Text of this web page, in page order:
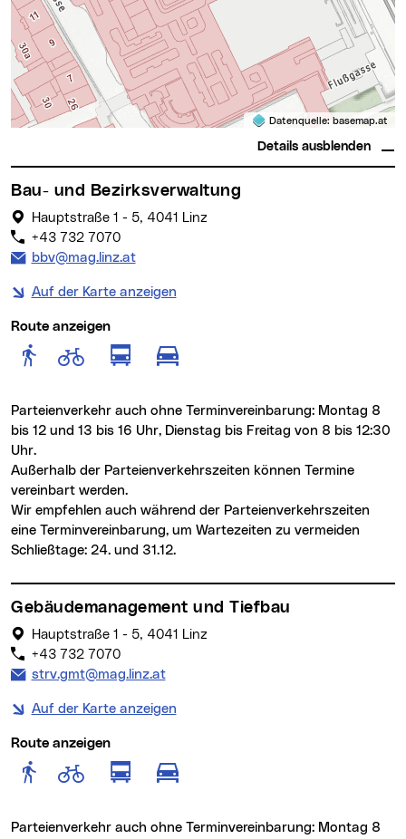
Datenquelle: basemap.at
Details ausblenden
Bau- und Bezirksverwaltung
Hauptstraße 1 - 5, 4041 Linz
+43 732 7070
E-Mail Adresse:
bbv@mag.linz.at
Auf der Karte anzeigen
Route anzeigen
Route anzeigen für Fußgänger
Route anzeigen für
Route anzeigen für
Route anzeigen für
Parteienverkehr auch ohne Terminvereinbarung: Montag 8
bis 12 und 13 bis 16 Uhr, Dienstag bis Freitag von 8 bis 12:30
Uhr.
Außerhalb der Parteienverkehrszeiten können Termine
vereinbart werden.
Wir empfehlen auch während der Parteienverkehrszeiten
eine Terminvereinbarung, um Wartezeiten zu vermeiden
Schließtage: 24. und 31.12.
Gebäudemanagement und Tiefbau
Hauptstraße 1 - 5, 4041 Linz
+43 732 7070
E-Mail Adresse:
strv.gmt@mag.linz.at
Auf der Karte anzeigen
Route anzeigen
Route anzeigen für Fußgänger
Route anzeigen für
Route anzeigen für
Route anzeigen für
Parteienverkehr auch ohne Terminvereinbarung: Montag 8